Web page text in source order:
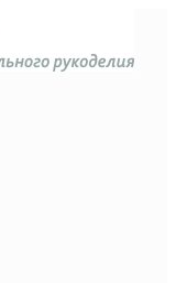
и других видах